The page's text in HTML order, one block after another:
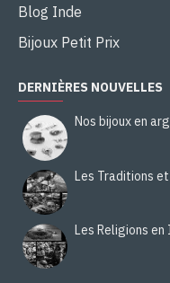
Blog Inde
Bijoux Petit Prix
DERNIÈRES NOUVELLES
Nos bijoux en
Les Traditions
Les Religions en